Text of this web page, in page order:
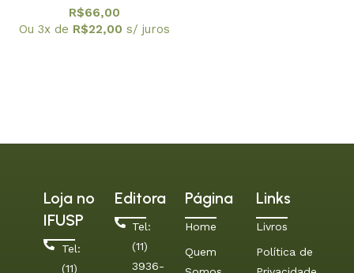
R$66,00
Ou 3x de R$22,00 s/ juros
Loja no
IFUSP
Tel:
(11)
Editora
Tel:
(11)
3936-
Página
Home
Quem
Links
Livros
Política de